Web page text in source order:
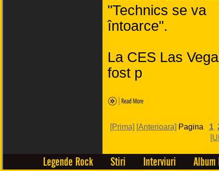
"Technics se va
întoarce".
La CES Las
fost p
[Prima] [Anterioara] Pagina 1
Legende Rock Stiri Interviuri Album